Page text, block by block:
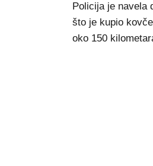
Policija je navela
što je kupio
oko 150